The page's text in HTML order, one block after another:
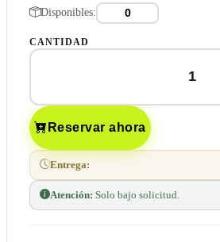
Disponibles:
CANTIDAD
Reservar ahora
Entrega:
Atención: Solo bajo solicitud.